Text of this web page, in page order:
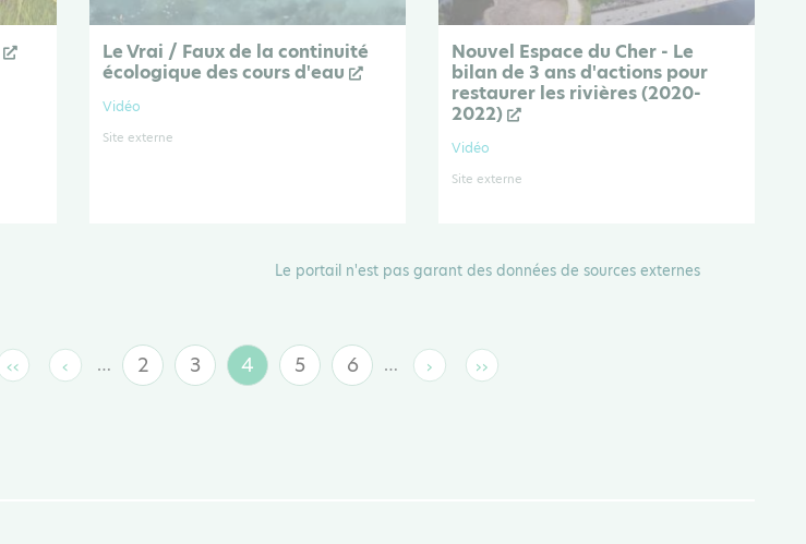
Le Vrai / Faux de la continuité
écologique des cours d'eau
Vidéo
Site externe
Nouvel Espace du Cher - Le
bilan de 3 ans d'actions pour
restaurer les rivières (2020-
2022)
Vidéo
Site externe
Le portail n'est pas garant des données de sources externes
Première
‹‹
Page
‹ … Page
2 Page
3
Page
4 Page
5 Page
6 …
Page
›
Dernière
››